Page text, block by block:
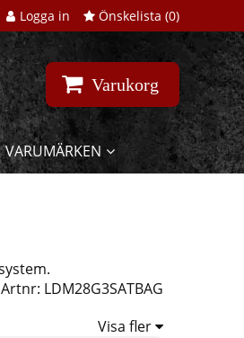
Logga in Önskelista (0)
Varukorg
VARUMÄRKEN
Artnr: LDM28G3SATBAG
Visa fler